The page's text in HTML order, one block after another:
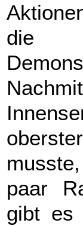
die
paar
gibt es